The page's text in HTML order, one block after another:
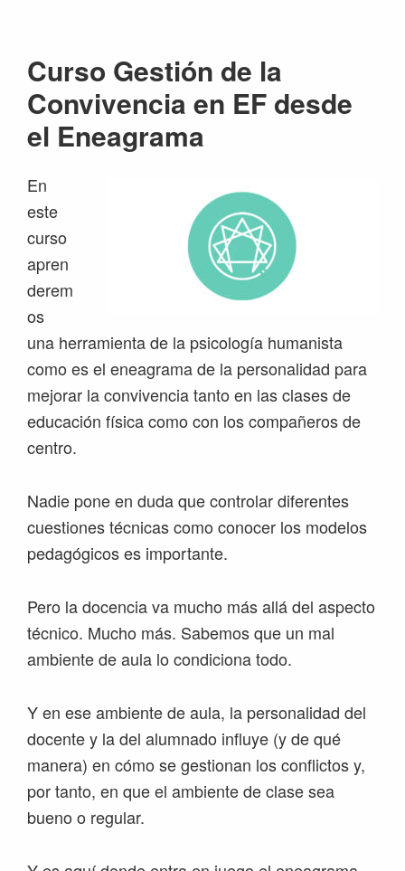
navegación
principal
contenido
principal
barra
lateral
principal
página
Curso Gestión de la
Convivencia en EF desde
el Eneagrama
En
este
curso
apren
derem
os
una herramienta de la psicología humanista
como es el eneagrama de la personalidad para
mejorar la convivencia tanto en las clases de
educación física como con los compañeros de
centro.
Nadie pone en duda que controlar diferentes
cuestiones técnicas como conocer los modelos
pedagógicos es importante.
Pero la docencia va mucho más allá del aspecto
técnico. Mucho más. Sabemos que un mal
ambiente de aula lo condiciona todo.
Y en ese ambiente de aula, la personalidad del
docente y la del alumnado influye (y de qué
manera) en cómo se gestionan los conflictos y,
por tanto, en que el ambiente de clase sea
bueno o regular.